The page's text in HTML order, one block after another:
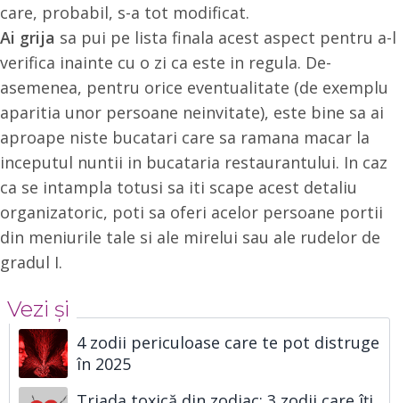
care, probabil, s-a tot modificat.
Ai grija sa pui pe lista finala acest aspect pentru a-l
verifica inainte cu o zi ca este in regula. De-
asemenea, pentru orice eventualitate (de exemplu
aparitia unor persoane neinvitate), este bine sa ai
aproape niste bucatari care sa ramana macar la
inceputul nuntii in bucataria restaurantului. In caz
ca se intampla totusi sa iti scape acest detaliu
organizatoric, poti sa oferi acelor persoane portii
din meniurile tale si ale mirelui sau ale rudelor de
gradul I.
Vezi și
4 zodii periculoase care te pot distruge
în 2025